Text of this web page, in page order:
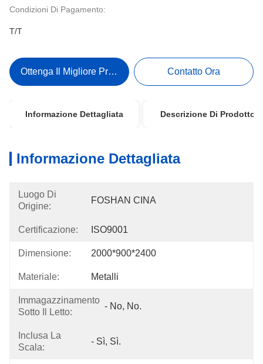
Condizioni Di Pagamento:
T/T
Ottenga Il Migliore Prezzo Contatto Ora
Informazione Dettagliata Descrizione Di Prodotto
Informazione Dettagliata
Luogo Di
Origine:
FOSHAN CINA
Certificazione: ISO9001
Dimensione: 2000*900*2400
Materiale: Metalli
Immagazzinamento
Sotto Il Letto:
- No, No.
Inclusa La
Scala:
- Sì, Sì.